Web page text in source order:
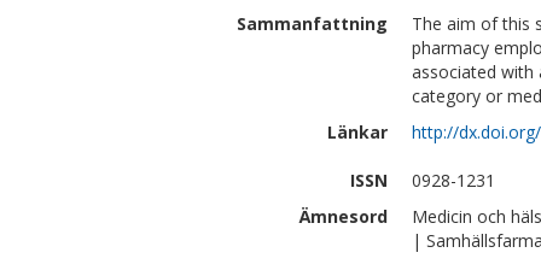
Sammanfattning
The aim of this
pharmacy
associated with
category or
Länkar
http://
ISSN
0928-1231
Ämnesord
Medicin och
|